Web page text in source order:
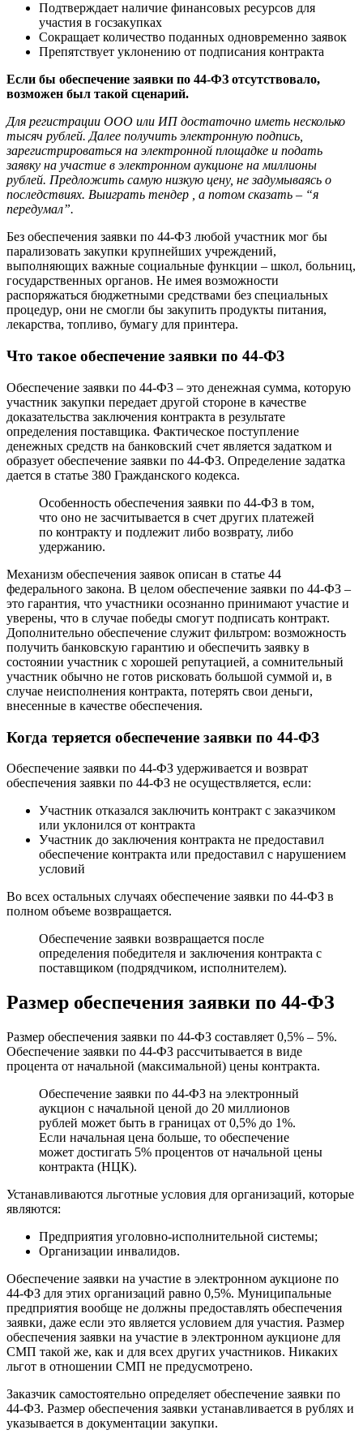
Подтверждает наличие финансовых ресурсов для
участия в госзакупках
Сокращает количество поданных одновременно заявок
Препятствует уклонению от подписания контракта
Если бы обеспечение заявки по 44-ФЗ отсутствовало,
возможен был такой сценарий.
Для регистрации ООО или ИП достаточно иметь несколько
тысяч рублей. Далее получить электронную подпись,
зарегистрироваться на электронной площадке и подать
заявку на участие в электронном аукционе на миллионы
рублей. Предложить самую низкую цену, не задумываясь о
последствиях. Выиграть тендер , а потом сказать – “я
передумал”.
Без обеспечения заявки по 44-ФЗ любой участник мог бы
парализовать закупки крупнейших учреждений,
выполняющих важные социальные функции – школ, больниц,
государственных органов. Не имея возможности
распоряжаться бюджетными средствами без специальных
процедур, они не смогли бы закупить продукты питания,
лекарства, топливо, бумагу для принтера.
Что такое обеспечение заявки по 44-ФЗ
Обеспечение заявки по 44-ФЗ – это денежная сумма, которую
участник закупки передает другой стороне в качестве
доказательства заключения контракта в результате
определения поставщика. Фактическое поступление
денежных средств на банковский счет является задатком и
образует обеспечение заявки по 44-ФЗ. Определение задатка
дается в статье 380 Гражданского кодекса.
Особенность обеспечения заявки по 44-ФЗ в том,
что оно не засчитывается в счет других платежей
по контракту и подлежит либо возврату, либо
удержанию.
Механизм обеспечения заявок описан в статье 44
федерального закона. В целом обеспечение заявки по 44-ФЗ –
это гарантия, что участники осознанно принимают участие и
уверены, что в случае победы смогут подписать контракт.
Дополнительно обеспечение служит фильтром: возможность
получить банковскую гарантию и обеспечить заявку в
состоянии участник с хорошей репутацией, а сомнительный
участник обычно не готов рисковать большой суммой и, в
случае неисполнения контракта, потерять свои деньги,
внесенные в качестве обеспечения.
Когда теряется обеспечение заявки по 44-ФЗ
Обеспечение заявки по 44-ФЗ удерживается и возврат
обеспечения заявки по 44-ФЗ не осуществляется, если:
Участник отказался заключить контракт с заказчиком
или уклонился от контракта
Участник до заключения контракта не предоставил
обеспечение контракта или предоставил с нарушением
условий
Во всех остальных случаях обеспечение заявки по 44-ФЗ в
полном объеме возвращается.
Обеспечение заявки возвращается после
определения победителя и заключения контракта с
поставщиком (подрядчиком, исполнителем).
Размер обеспечения заявки по 44-ФЗ
Размер обеспечения заявки по 44-ФЗ составляет 0,5% – 5%.
Обеспечение заявки по 44-ФЗ рассчитывается в виде
процента от начальной (максимальной) цены контракта.
Обеспечение заявки по 44-ФЗ на электронный
аукцион с начальной ценой до 20 миллионов
рублей может быть в границах от 0,5% до 1%.
Если начальная цена больше, то обеспечение
может достигать 5% процентов от начальной цены
контракта (НЦК).
Устанавливаются льготные условия для организаций, которые
являются:
Предприятия уголовно-исполнительной системы;
Организации инвалидов.
Обеспечение заявки на участие в электронном аукционе по
44-ФЗ для этих организаций равно 0,5%. Муниципальные
предприятия вообще не должны предоставлять обеспечения
заявки, даже если это является условием для участия. Размер
обеспечения заявки на участие в электронном аукционе для
СМП такой же, как и для всех других участников. Никаких
льгот в отношении СМП не предусмотрено.
Заказчик самостоятельно определяет обеспечение заявки по
44-ФЗ. Размер обеспечения заявки устанавливается в рублях и
указывается в документации закупки.